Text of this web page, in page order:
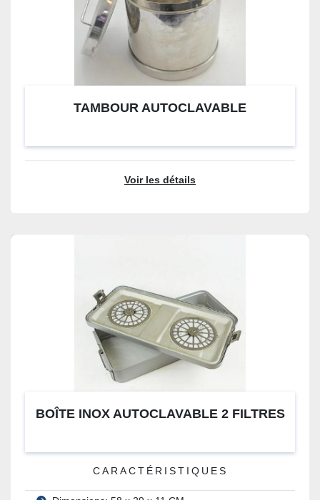
TAMBOUR AUTOCLAVABLE
Voir les détails
BOÎTE INOX AUTOCLAVABLE 2 FILTRES
CARACTÉRISTIQUES